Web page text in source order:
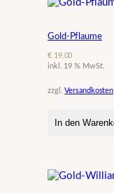
Gold-Pflaume
€19,00
inkl. 19 % MwSt.
zzgl.Versandkosten
In den